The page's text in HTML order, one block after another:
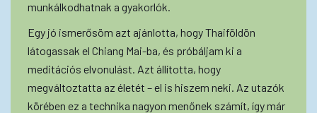
munkálkodhatnak a gyakorlók.
Egy jó ismerősöm azt ajánlotta, hogy Thaiföldön
látogassak el Chiang Mai-ba, és próbáljam ki a
meditációs elvonulást. Azt állította, hogy
megváltoztatta az életét – el is hiszem neki. Az utazók
körében ez a technika nagyon menőnek számít, így már